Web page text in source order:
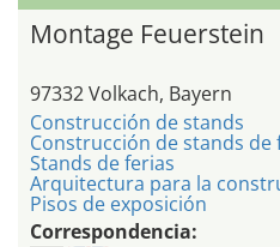
Montage Feuerstein
97332 Volkach, Bayern
Construcción de stands
Construcción de stands de
Stands de ferias
Arquitectura para la
Pisos de exposición
Correspondencia: